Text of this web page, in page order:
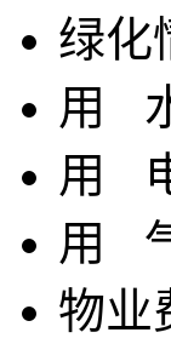
绿化
用
用
用
物业